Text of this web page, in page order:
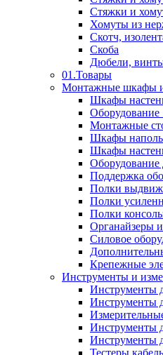
Стяжки и
Хомуты из
Скотч,
Скоба
Дюбели,
01.Товары
Монтажные шкафы
Шкафы
Оборудование
Монтажные
Шкафы
Шкафы
Оборудование
Поддержка
Полки
Полки
Полки
Органайзеры
Силовое
Крепежные
Инструменты и
Инструменты
Инструменты
Инструменты
Инструменты
Тестеры